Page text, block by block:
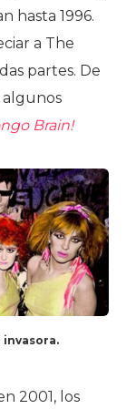
hasta 1996.
a The
partes. De
algunos
Brain!
invasora.
2001, los